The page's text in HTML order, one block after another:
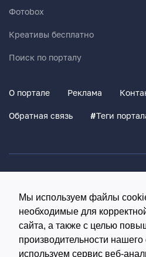
Мы используем файлы
необходимые для
сайта, а также с целью
производительности нашего
используем сервис веб-
Фотоbox
Креативы бесплатно
Поиск по порталу
О портале Реклама
Обратная связь #Теги
Согласие на обработку
16+
© Использование материалов
письменного разрешения